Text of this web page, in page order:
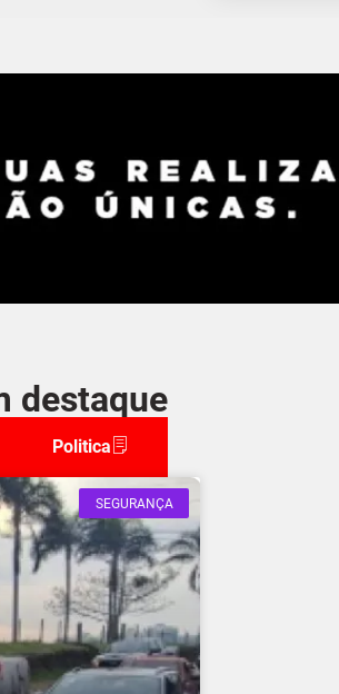
destaque
Politica
SEGURANÇA